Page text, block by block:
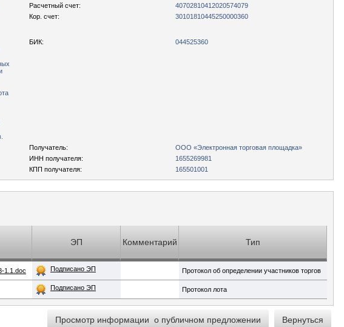
Расчетный счет:
40702810412020574079
Кор. счет: 30101810445250000360
БИК: 044525360
Получатель:
ООО «Электронная торговая площадка»
ИНН получателя:
1655269981
КПП получателя:
165501001
ЭП Комментарий Тип
1.1.doc Подписано ЭП Протокол об определении участников торгов
Подписано ЭП Протокол лота